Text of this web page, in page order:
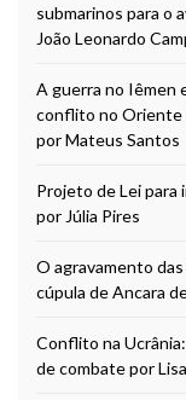
submarinos para o
João Leonardo
A guerra no Iêmen
conflito no Oriente
por Mateus Santos
Projeto de Lei para
por Júlia Pires
O agravamento
cúpula de Ancara
Conflito na
de combate por